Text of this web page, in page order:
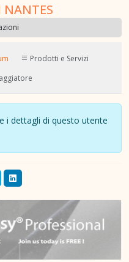
NANTES
Prodotti e Servizi
i dettagli di questo utente